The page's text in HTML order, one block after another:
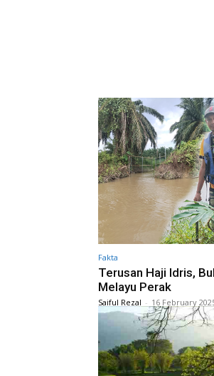
Fakta
Terusan Haji Idris,
Melayu Perak
Saiful Rezal - 16 February